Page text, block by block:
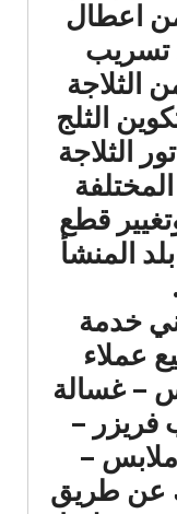
اعطال
تسريب
الثلاجة
الثلج
الثلاجة
قطع
المنشأ
خدمة
عملاء
– غسالة
فريزر –
–
عن طريق